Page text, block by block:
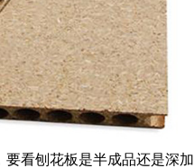
看刨花板是半成品还是深加